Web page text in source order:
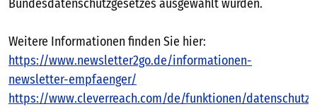
Bundesdatenschutzgesetzes ausgewählt wurden.
Weitere Informationen finden Sie hier:
https://www.newsletter2go.de/informationen-
newsletter-empfaenger/
https://www.cleverreach.com/de/funktionen/datenschutz-